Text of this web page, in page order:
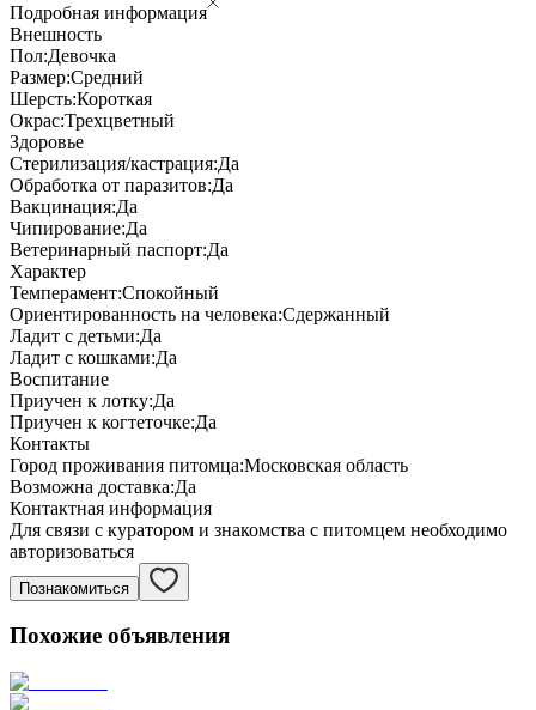
Подробная информация
Внешность
Пол:Девочка
Размер:Средний
Шерсть:Короткая
Окрас:Трехцветный
Здоровье
Стерилизация/кастрация:Да
Обработка от паразитов:Да
Вакцинация:Да
Чипирование:Да
Ветеринарный паспорт:Да
Характер
Темперамент:Спокойный
Ориентированность на человека:Сдержанный
Ладит с детьми:Да
Ладит с кошками:Да
Воспитание
Приучен к лотку:Да
Приучен к когтеточке:Да
Контакты
Город проживания питомца:Московская область
Возможна доставка:Да
Контактная информация
Для связи с куратором и знакомства с питомцем необходимо
авторизоваться
Познакомиться
Похожие объявления